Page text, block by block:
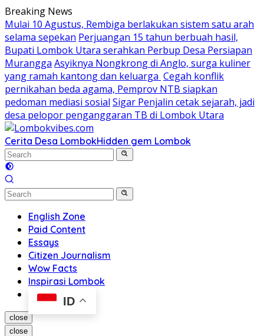
Skip
to
content
Breaking News
Mulai 10 Agustus, Rembiga berlakukan sistem satu arah
selama sepekan Perjuangan 15 tahun berbuah hasil,
Bupati Lombok Utara serahkan Perbup Desa Persiapan
Murangga Asyiknya Nongkrong di Anglo, surga kuliner
yang ramah kantong dan keluarga Cegah konflik
pernikahan beda agama, Pemprov NTB siapkan
pedoman mediasi sosial Sigar Penjalin cetak sejarah, jadi
desa pelopor penganggaran TB di Lombok Utara
Cerita Desa LombokHidden gem Lombok
English Zone
Paid Content
Essays
Citizen Journalism
Wow Facts
Inspirasi Lombok
ID
close
close